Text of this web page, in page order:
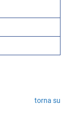
torna su